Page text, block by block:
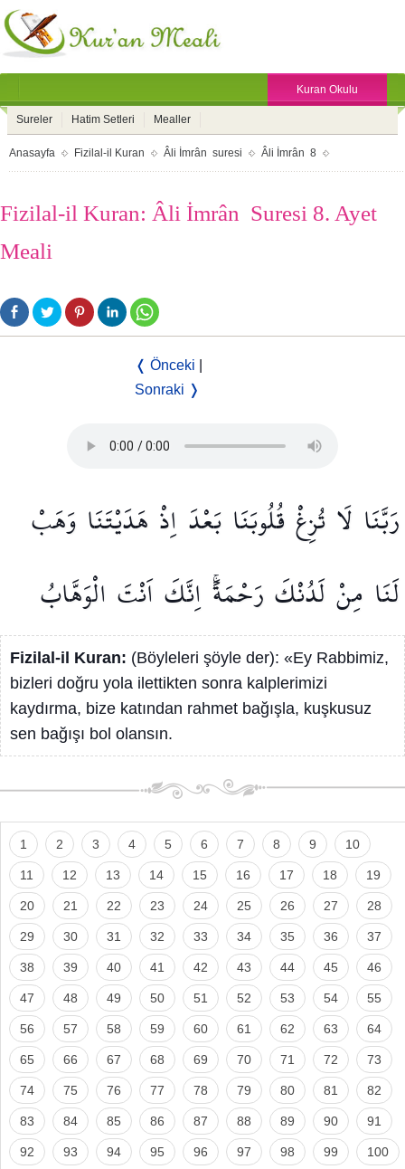
Kuran Okulu
Sureler Hatim Setleri Mealler
Anasayfa Fizilal-il Kuran Âli İmrân suresi Âli İmrân 8
Fizilal-il Kuran: Âli İmrân Suresi 8. Ayet
Meali
❬ Önceki
Sonraki ❭
رَبَّنَا لَا تُزِغْ قُلُوبَنَا بَعْدَ اِذْ هَدَيْتَنَا وَهَبْ
لَنَا مِنْلَدُنْكَ رَحْمَةًۚاِنَّكَاَنْتَ الْوَهَّابُ
Fizilal-il Kuran: (Böyleleri şöyle der): «Ey Rabbimiz,
bizleri doğru yola ilettikten sonra kalplerimizi
kaydırma, bize katından rahmet bağışla, kuşkusuz
sen bağışı bol olansın.
1 2 3 4 5 6 7 8 9 10
11 12 13 14 15 16 17 18 19
20 21 22 23 24 25 26 27 28
29 30 31 32 33 34 35 36 37
38 39 40 41 42 43 44 45 46
47 48 49 50 51 52 53 54 55
56 57 58 59 60 61 62 63 64
65 66 67 68 69 70 71 72 73
74 75 76 77 78 79 80 81 82
83 84 85 86 87 88 89 90 91
92 93 94 95 96 97 98 99 100